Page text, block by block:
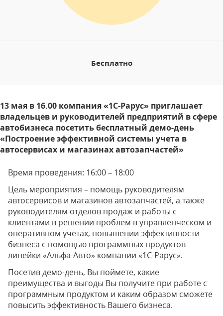
Бесплатно
13 мая в 16.00 компания «1С-Рарус» приглашает
владельцев и руководителей предприятий в сфере
автобизнеса посетить бесплатный демо-день
«Построение эффективной системы учета в
автосервисах и магазинах автозапчастей»
Время проведения: 16:00 – 18:00
Цель мероприятия – помощь руководителям
автосервисов и магазинов автозапчастей, а также
руководителям отделов продаж и работы с
клиентами в решении проблем в управленческом и
оперативном учетах, повышении эффективности
бизнеса с помощью программных продуктов
линейки «Альфа-Авто» компании «1С-Рарус».
Посетив демо-день, Вы поймете, какие
преимущества и выгоды Вы получите при работе с
программным продуктом и каким образом сможете
повысить эффективность Вашего бизнеса.